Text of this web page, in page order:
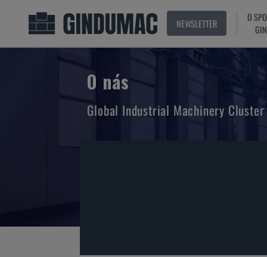
NEWSLETTER
O
O nás
Global Industrial Machinery Cluster